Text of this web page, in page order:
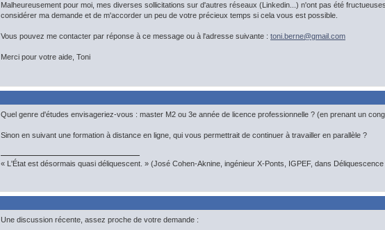
Malheureusement pour moi, mes diverses sollicitations sur d'autres réseaux (Linkedin...) n'ont pas été
considérer ma demande et de m'accorder un peu de votre précieux temps si cela vous est possible.
Vous pouvez me contacter par réponse à ce message ou à l'adresse suivante : toni.berne@gmail.com
Merci pour votre aide, Toni
Quel genre d'études envisageriez-vous : master M2 ou 3e année de licence professionnelle ? (en prenant un
Sinon en suivant une formation à distance en ligne, qui vous permettrait de continuer à travailler en parallèle ?
« L'État est désormais quasi déliquescent. » (José Cohen-Aknine, ingénieur X-Ponts, IGPEF, dans
Une discussion récente, assez proche de votre demande :